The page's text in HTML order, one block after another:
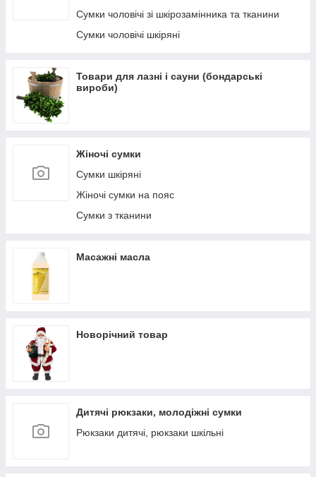
Сумки чоловічі зі шкірозамінника та тканини
Сумки чоловічі шкіряні
Товари для лазні і сауни (бондарські
вироби)
Жіночі сумки
Сумки шкіряні
Жіночі сумки на пояс
Сумки з тканини
Масажні масла
Новорічний товар
Дитячі рюкзаки, молодіжні сумки
Рюкзаки дитячі, рюкзаки шкільні